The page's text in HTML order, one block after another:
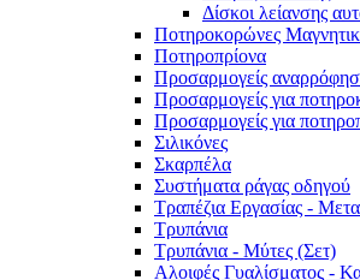
Δίσκοι λείανσης
Ποτηροκορώνες
Ποτηροπρίονα
Προσαρμογείς
Προσαρμογείς για
Προσαρμογείς για
Σιλικόνες
Σκαρπέλα
Συστήματα ράγας οδηγού
Τραπέζια Εργασίας -
Τρυπάνια
Τρυπάνια - Μύτες (Σετ)
Αλοιφές Γυαλίσματος -